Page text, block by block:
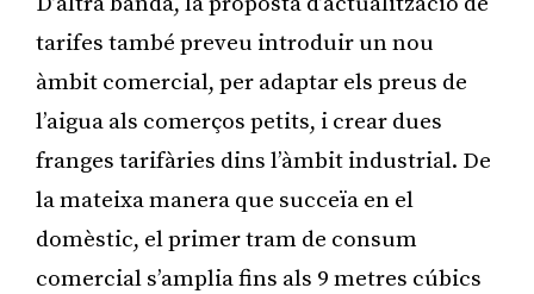
tarifes també preveu introduir un nou
àmbit comercial, per adaptar els preus de
l’aigua als comerços petits, i crear dues
franges tarifàries dins l’àmbit industrial. De
la mateixa manera que succeïa en el
domèstic, el primer tram de consum
comercial s’amplia fins als 9 metres cúbics